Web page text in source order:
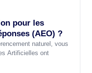
pour les
(AEO) ?
naturel, vous
Artificielles ont